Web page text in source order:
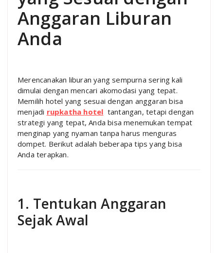
Anggaran Liburan
Anda
Merencanakan liburan yang sempurna sering kali
dimulai dengan mencari akomodasi yang tepat.
Memilih hotel yang sesuai dengan anggaran bisa
menjadi rupkatha hotel tantangan, tetapi dengan
strategi yang tepat, Anda bisa menemukan tempat
menginap yang nyaman tanpa harus menguras
dompet. Berikut adalah beberapa tips yang bisa
Anda terapkan.
1. Tentukan Anggaran
Sejak Awal